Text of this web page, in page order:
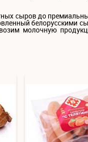
сыров до
белорусскими
молочную